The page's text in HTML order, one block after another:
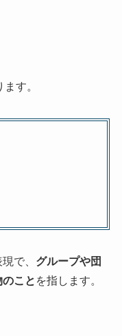
す。
で、 グループや団
こと を指します。